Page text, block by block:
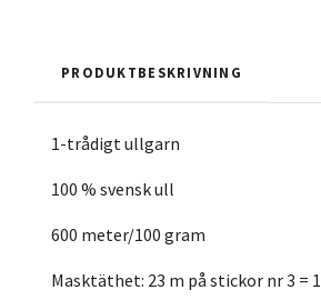
PRODUKTBESKRIVNING
1-trådigt ullgarn
100 % svensk ull
600 meter/100 gram
Masktäthet: 23 m på stickor nr 3 =